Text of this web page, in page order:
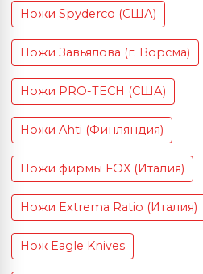
Ножи Spyderco (США)
Ножи Завьялова (г. Ворсма)
Ножи PRO-TECH (США)
Ножи Ahti (Финляндия)
Ножи фирмы FOX (Италия)
Ножи Extrema Ratio (Италия)
Нож Eagle Knives